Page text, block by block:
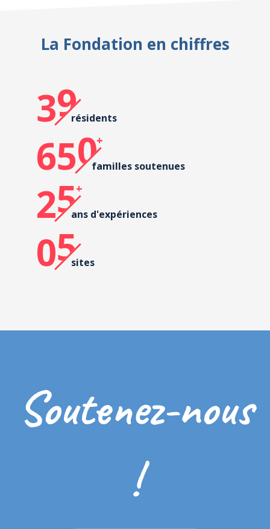
La Fondation en chiffres
39résidents
650familles soutenues
25ans d'expériences
05sites
Soutenez-nous
!